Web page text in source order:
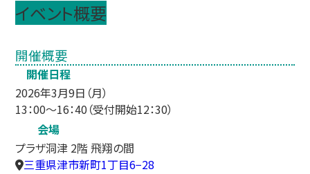
イベント概要
開催概要
開催日程
2026年3月9日（月）
13：00～16：40（受付開始12：30）
会場
プラザ洞津 2階 飛翔の間
三重県津市新町1丁目6−28